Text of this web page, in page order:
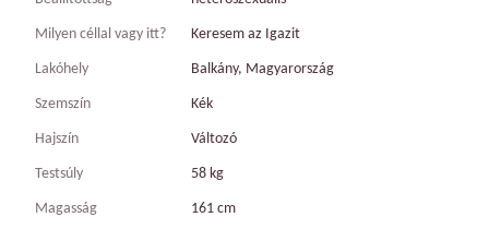
Milyen céllal vagy itt? Keresem az Igazit
Lakóhely Balkány, Magyarország
Szemszín Kék
Hajszín Változó
Testsúly 58 kg
Magasság 161 cm